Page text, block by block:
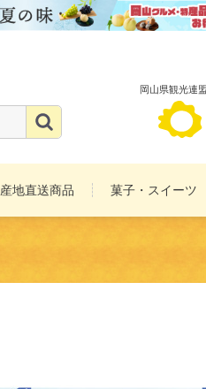
岡山県観光連
産地直送商品 菓子・スイーツ